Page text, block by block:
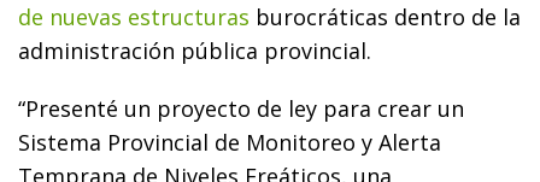
de nuevas estructuras burocráticas dentro de la
administración pública provincial.
“Presenté un proyecto de ley para crear un
Sistema Provincial de Monitoreo y Alerta